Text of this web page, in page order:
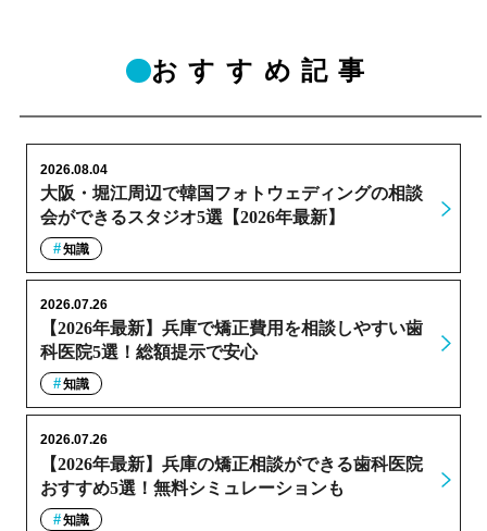
おすすめ記事
大阪・堀江周辺で韓国フォトウェディングの相談
会ができるスタジオ5選【2026年最新】
2026.08.04
知識
【2026年最新】兵庫で矯正費用を相談しやすい歯
科医院5選！総額提示で安心
2026.07.26
知識
【2026年最新】兵庫の矯正相談ができる歯科医院
おすすめ5選！無料シミュレーションも
2026.07.26
知識